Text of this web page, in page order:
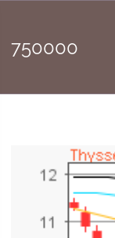
750000